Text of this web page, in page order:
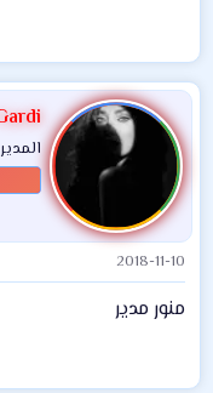
2018-11-10
منور مدير